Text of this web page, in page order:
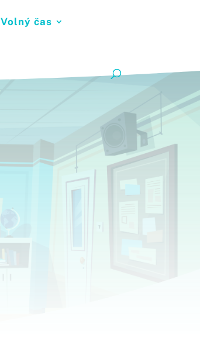
Volný čas